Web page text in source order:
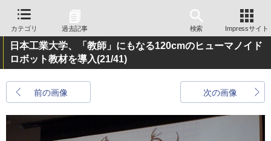
カテゴリ 過去記事 検索 Impressサイト
日本工業大学、「教師」にもなる120cmのヒューマノイド
ロボット教材を導入(21/41)
前の画像 次の画像